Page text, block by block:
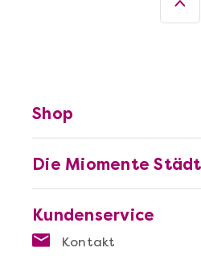
Kundenservice
Kontakt
Die Miomente
Shop